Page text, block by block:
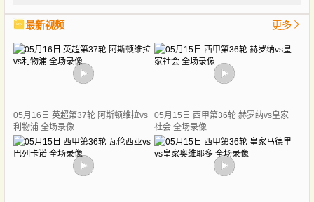
最新视频 更多
05月16日 英超第37轮 阿斯顿维拉vs
利物浦 全场录像
05月15日 西甲第36轮 赫罗纳vs皇家
社会 全场录像